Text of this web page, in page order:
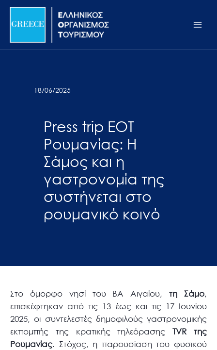
Σημείωση:
ιστότοπος
προσβασιμότητας.
Μετάβαση
περιεχόμενο
18/06/2025
Press trip EOT
Ρουμανίας: Η
Σάμος και η
γαστρονομία της
συστήνεται στο
ρουμανικό κοινό
Στο όμορφο νησί του ΒΑ Αιγαίου,τη Σάμο,
επισκέφτηκαν από τις 13 έως και τις 17 Ιουνίου
2025, οι συντελεστές δημοφιλούς γαστρονομικής
εκπομπής της κρατικής τηλεόρασηςTVR
της
Ρουμανίας. Στόχος, η παρουσίαση του φυσικού